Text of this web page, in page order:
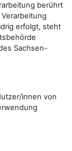
berührt
erfolgt, steht
Sachsen-
innen von